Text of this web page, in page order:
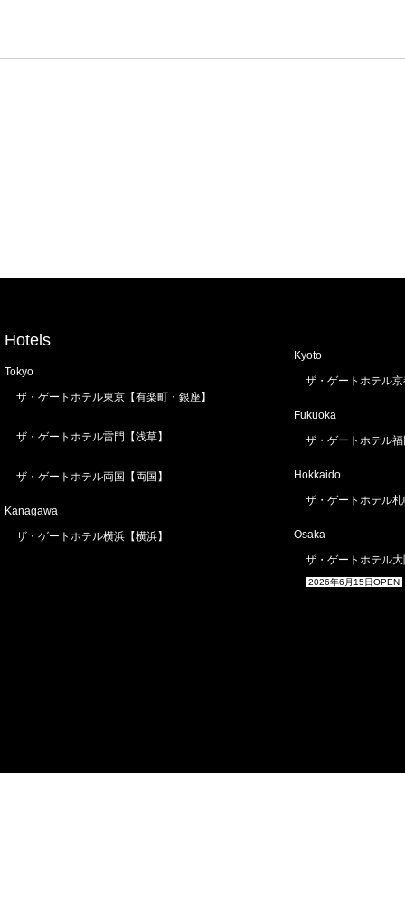
Hotels
Tokyo
ザ・ゲートホテル東京【有楽町・銀座】
ザ・ゲートホテル雷門【浅草】
ザ・ゲートホテル両国【両国】
Kanagawa
ザ・ゲートホテル横浜【横浜】
Kyoto
ザ・ゲートホテル
Fukuoka
ザ・ゲートホテル
Hokkaido
ザ・ゲートホテル
Osaka
ザ・ゲートホテル
2026年6月15日OPEN